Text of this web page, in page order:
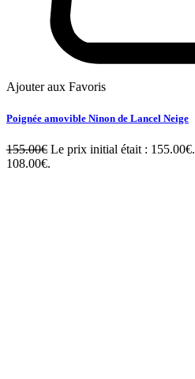
Ajouter aux Favoris
Poignée amovible Ninon de Lancel Neige
155.00€ Le prix initial était : 155.00€.
108.00€.